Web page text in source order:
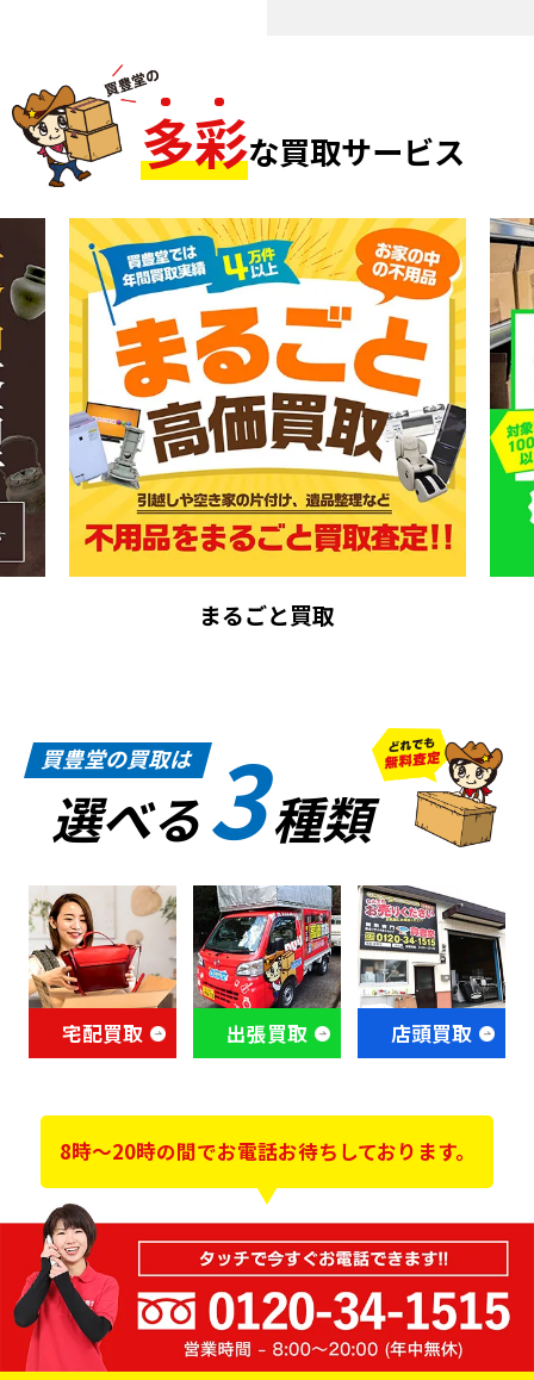
多彩な買取サービス
まるごと買取
買豊堂の買取は
選べる3種類
宅配買取 出張買取 店頭買取
8時～20時の間でお電話お待ちしております。